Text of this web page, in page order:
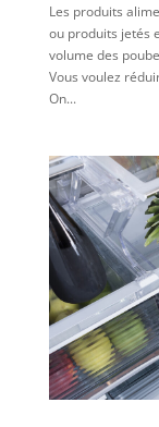
Les produits
ou produits jetés
volume des
Vous voulez
On...